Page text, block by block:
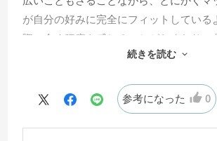
が自分の好みに完全にフィットしている
際に全く腰痛を感じることがなくなり、
良く満足しています。硬めのマットレス
続きを読む
参考になった 0